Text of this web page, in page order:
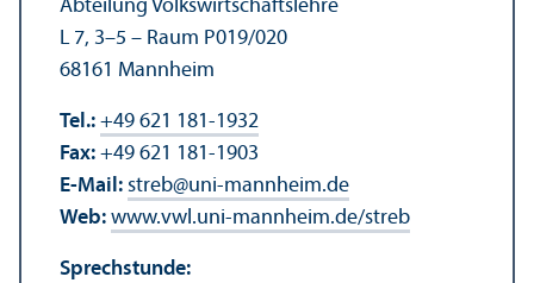
Abteilung Volkswirtschafts­lehre
L 7, 3–5 – Raum P019/020
68161 Mannheim
Tel.: +49 621 181-1932
Fax: +49 621 181-1903
E-Mail: streb@uni-mannheim.de
Web: www.vwl.uni-mannheim.de/streb
Sprechstunde: